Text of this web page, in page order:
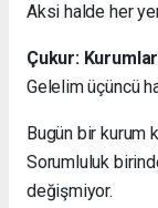
Aksi halde her
Çukur:
Gelelim üçüncü
Bugün bir kurum
Sorumluluk
değişmiyor.